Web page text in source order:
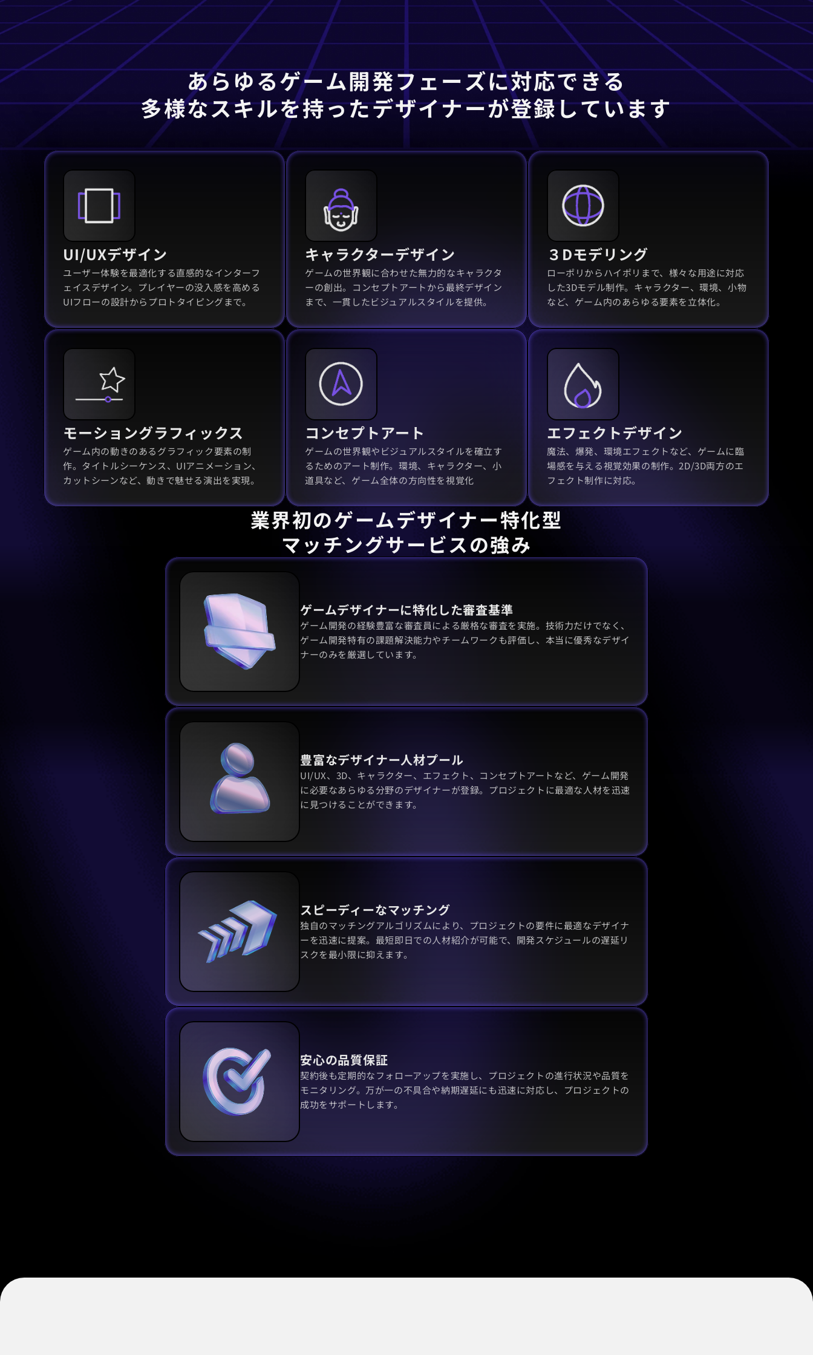
あらゆるゲーム開発フェーズに対応できる
多様なスキルを持ったデザイナーが登録しています
UI/UXデザイン
ユーザー体験を最適化する直感的なインターフ
ェイスデザイン。プレイヤーの没入感を高める
UIフローの設計からプロトタイピングまで。
キャラクターデザイン
ゲームの世界観に合わせた無力的なキャラクタ
ーの創出。コンセプトアートから最終デザイン
まで、一貫したビジュアルスタイルを提供。
３Dモデリング
ローポリからハイポリまで、様々な用途に対応
した3Dモデル制作。キャラクター、環境、小物
など、ゲーム内のあらゆる要素を立体化。
モーショングラフィックス
ゲーム内の動きのあるグラフィック要素の制
作。タイトルシーケンス、UIアニメーション、
カットシーンなど、動きで魅せる演出を実現。
コンセプトアート
ゲームの世界観やビジュアルスタイルを確立す
るためのアート制作。環境、キャラクター、小
道具など、ゲーム全体の方向性を視覚化
エフェクトデザイン
魔法、爆発、環境エフェクトなど、ゲームに臨
場感を与える視覚効果の制作。2D/3D両方のエ
フェクト制作に対応。
業界初のゲームデザイナー特化型
マッチングサービスの強み
ゲームデザイナーに特化した審査基準
ゲーム開発の経験豊富な審査員による厳格な審査を実施。技術力だけでなく、
ゲーム開発特有の課題解決能力やチームワークも評価し、本当に優秀なデザイ
ナーのみを厳選しています。
豊富なデザイナー人材プール
UI/UX、3D、キャラクター、エフェクト、コンセプトアートなど、ゲーム開発
に必要なあらゆる分野のデザイナーが登録。プロジェクトに最適な人材を迅速
に見つけることができます。
スピーディーなマッチング
独自のマッチングアルゴリズムにより、プロジェクトの要件に最適なデザイナ
ーを迅速に提案。最短即日での人材紹介が可能で、開発スケジュールの遅延リ
スクを最小限に抑えます。
安心の品質保証
契約後も定期的なフォローアップを実施し、プロジェクトの進行状況や品質を
モニタリング。万が一の不具合や納期遅延にも迅速に対応し、プロジェクトの
成功をサポートします。